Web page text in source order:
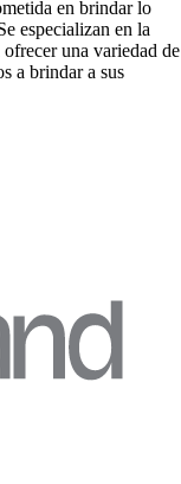
en brindar lo
especializan en la
una variedad de
a brindar a sus